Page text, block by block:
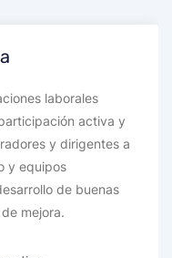
laborales
activa y
y dirigentes a
y equipos
de buenas
mejora.